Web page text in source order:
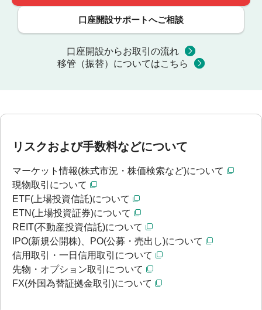
口座開設サポートへご相談
口座開設からお取引の流れ
移管（振替）についてはこちら
リスクおよび手数料などについて
マーケット情報(株式市況・株価検索など)について
現物取引について
ETF(上場投資信託)について
ETN(上場投資証券)について
REIT(不動産投資信託)について
IPO(新規公開株)、PO(公募・売出し)について
信用取引・一日信用取引について
先物・オプション取引について
FX(外国為替証拠金取引)について